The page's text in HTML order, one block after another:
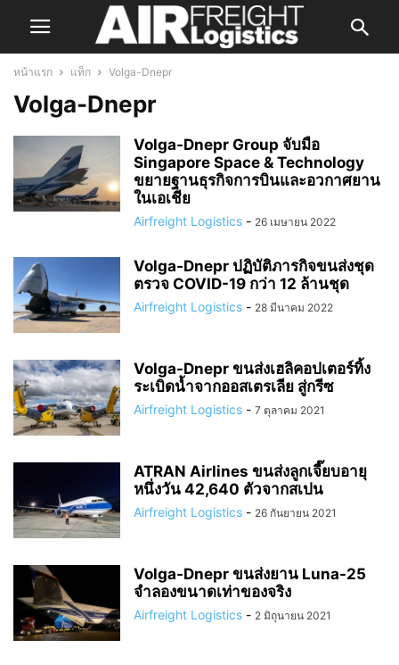
หน้าแรก แท็ก Volga-Dnepr
Volga-Dnepr
Volga-Dnepr Group จับมือ
Singapore Space & Technology
ขยายฐานธุรกิจการบินและอวกาศยาน
ในเอเชีย
Airfreight Logistics - 26 เมษายน 2022
Volga-Dnepr ปฏิบัติภารกิจขนส่งชุด
ตรวจ COVID-19 กว่า 12 ล้านชุด
Airfreight Logistics - 28 มีนาคม 2022
Volga-Dnepr ขนส่งเฮลิคอปเตอร์ทิ้ง
ระเบิดน้ำจากออสเตรเลีย สู่กรีซ
Airfreight Logistics - 7 ตุลาคม 2021
ATRAN Airlines ขนส่งลูกเจี๊ยบอายุ
หนึ่งวัน 42,640 ตัวจากสเปน
Airfreight Logistics - 26 กันยายน 2021
Volga-Dnepr ขนส่งยาน Luna-25
จำลองขนาดเท่าของจริง
Airfreight Logistics - 2 มิถุนายน 2021